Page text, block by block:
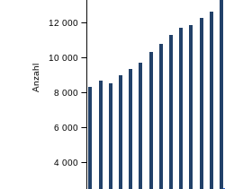
Anzahl
4 000
6 000
8 000
10 000
12 000